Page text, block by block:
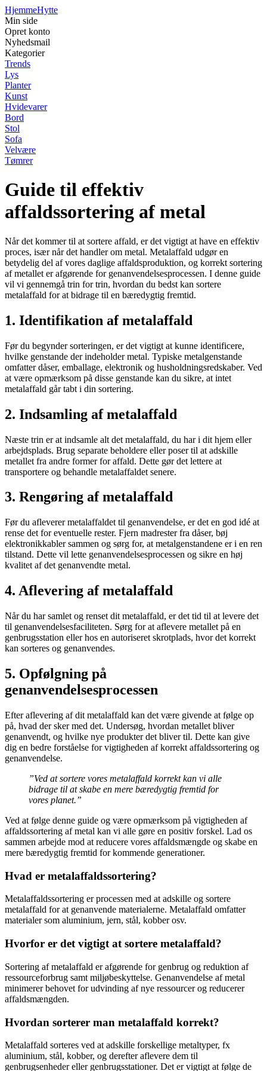
HjemmeHytte
Min side
Opret konto
Nyhedsmail
Kategorier
Trends
Lys
Planter
Kunst
Hvidevarer
Bord
Stol
Sofa
Velvære
Tømrer
Guide til effektiv
affaldssortering af metal
Når det kommer til at sortere affald, er det vigtigt at have en effektiv
proces, især når det handler om metal. Metalaffald udgør en
betydelig del af vores daglige affaldsproduktion, og korrekt sortering
af metallet er afgørende for genanvendelsesprocessen. I denne guide
vil vi gennemgå trin for trin, hvordan du bedst kan sortere
metalaffald for at bidrage til en bæredygtig fremtid.
1. Identifikation af metalaffald
Før du begynder sorteringen, er det vigtigt at kunne identificere,
hvilke genstande der indeholder metal. Typiske metalgenstande
omfatter dåser, emballage, elektronik og husholdningsredskaber. Ved
at være opmærksom på disse genstande kan du sikre, at intet
metalaffald går tabt i din sortering.
2. Indsamling af metalaffald
Næste trin er at indsamle alt det metalaffald, du har i dit hjem eller
arbejdsplads. Brug separate beholdere eller poser til at adskille
metallet fra andre former for affald. Dette gør det lettere at
transportere og behandle metalaffaldet senere.
3. Rengøring af metalaffald
Før du afleverer metalaffaldet til genanvendelse, er det en god idé at
rense det for eventuelle rester. Fjern madrester fra dåser, bøj
elektronikkabler sammen og sørg for, at metalgenstandene er i en ren
tilstand. Dette vil lette genanvendelsesprocessen og sikre en høj
kvalitet af det genanvendte metal.
4. Aflevering af metalaffald
Når du har samlet og renset dit metalaffald, er det tid til at levere det
til genanvendelsesfaciliteten. Sørg for at aflevere metallet på en
genbrugsstation eller hos en autoriseret skrotplads, hvor det korrekt
kan sorteres og genanvendes.
5. Opfølgning på
genanvendelsesprocessen
Efter aflevering af dit metalaffald kan det være givende at følge op
på, hvad der sker med det. Undersøg, hvordan metallet bliver
genanvendt, og hvilke nye produkter det bliver til. Dette kan give
dig en bedre forståelse for vigtigheden af korrekt affaldssortering og
genanvendelse.
”Ved at sortere vores metalaffald korrekt kan vi alle
bidrage til at skabe en mere bæredygtig fremtid for
vores planet.”
Ved at følge denne guide og være opmærksom på vigtigheden af
affaldssortering af metal kan vi alle gøre en positiv forskel. Lad os
sammen arbejde mod at reducere vores affaldsmængde og skabe en
mere bæredygtig fremtid for kommende generationer.
Hvad er metalaffaldssortering?
Metalaffaldssortering er processen med at adskille og sortere
metalaffald for at genanvende materialerne. Metalaffald omfatter
materialer som aluminium, jern, stål, kobber osv.
Hvorfor er det vigtigt at sortere metalaffald?
Sortering af metalaffald er afgørende for genbrug og reduktion af
ressourceforbrug samt miljøbeskyttelse. Genanvendelse af metal
minimerer behovet for udvinding af nye ressourcer og reducerer
affaldsmængden.
Hvordan sorterer man metalaffald korrekt?
Metalaffald sorteres ved at adskille forskellige metaltyper, fx
aluminium, stål, kobber, og derefter aflevere dem til
genbrugsenheder eller genbrugsstationer. Det er vigtigt at følge de